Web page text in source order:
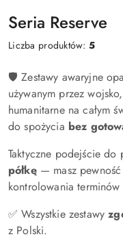
Seria Reserve
Liczba produktów:5
🛡️ Zestawy awaryjne
używanym przez
humanitarne na całym
do spożycia bez
Taktyczne podejście do
półkę— masz pewność
kontrolowania
✅ Wszystkie zestawy
z Polski.